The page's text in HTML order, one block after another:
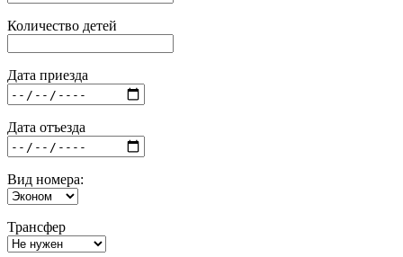
Количество детей
Дата приезда
Дата отъезда
Вид номера:
Трансфер